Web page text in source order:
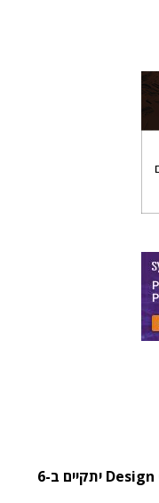
וובינר סינופסיס ל-Design Optimization יתקיים ב-6